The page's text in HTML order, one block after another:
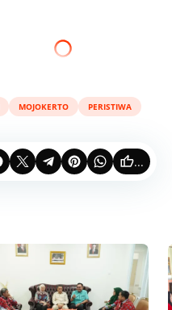
MOJOKERTO PERISTIWA
...